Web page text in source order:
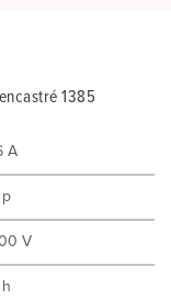
1385
A
p
V